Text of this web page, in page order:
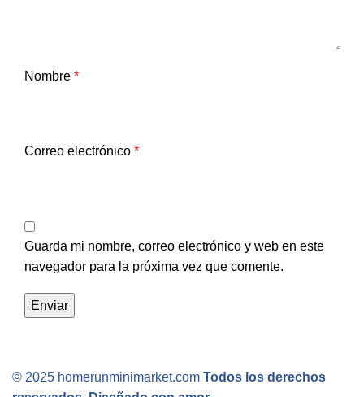
Nombre *
Correo electrónico *
Guarda mi nombre, correo electrónico y web en este
navegador para la próxima vez que comente.
© 2025 homerunminimarket.com Todos los derechos